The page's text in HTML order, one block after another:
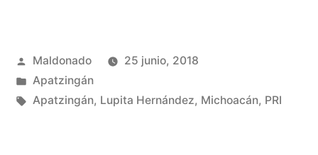
Publicado
por
Maldonado
25 junio, 2018
Publicada
en
Apatzingán
Etiquetas:
Apatzingán, Lupita Hernández, Michoacán, PRI